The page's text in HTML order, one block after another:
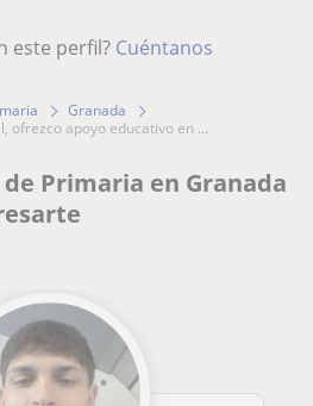
este perfil? Cuéntanos
Granada
ofrezco apoyo educativo en ...
Primaria en Granada